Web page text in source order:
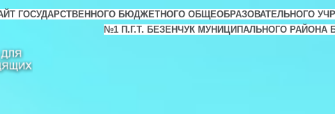
ГОСУДАРСТВЕННОГО БЮДЖЕТНОГО ОБЩЕОБРАЗОВАТЕЛЬНОГО
№1 П.Г.Т. БЕЗЕНЧУК МУНИЦИПАЛЬНОГО РАЙОНА